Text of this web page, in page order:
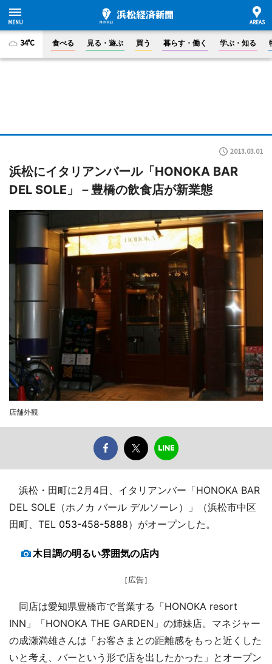
34°C 食べる 見る・遊ぶ 買う 暮らす・働く 学ぶ・知る
2013.03.01
浜松にイタリアンバール「HONOKA BAR
DEL SOLE」－豊橋の飲食店が新業態
店舗外観
浜松・田町に2月4日、イタリアンバー「HONOKA BAR
DEL SOLE（ホノカ バール デルソーレ）」（浜松市中区
田町、TEL 053-458-5888）がオープンした。
木目調の明るい雰囲気の店内
［広告］
同店は愛知県豊橋市で営業する「HONOKA resort
INN」「HONOKA THE GARDEN」の姉妹店。マネジャー
の成瀬満雄さんは「お客さまとの距離感をもっと近くした
いと考え、バーという形で店を出したかった」とオープン